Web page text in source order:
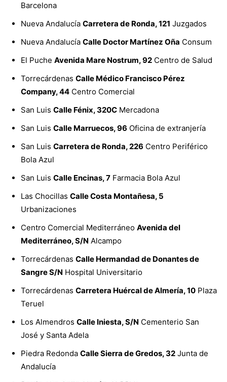
Barcelona
Nueva Andalucía Carretera de Ronda, 121 Juzgados
Nueva Andalucía Calle Doctor Martínez Oña Consum
El Puche Avenida Mare Nostrum, 92 Centro de Salud
Torrecárdenas Calle Médico Francisco Pérez
Company, 44 Centro Comercial
San Luis Calle Fénix, 320C Mercadona
San Luis Calle Marruecos, 96 Oficina de extranjería
San Luis Carretera de Ronda, 226 Centro Periférico
Bola Azul
San Luis Calle Encinas, 7 Farmacia Bola Azul
Las Chocillas Calle Costa Montañesa, 5
Urbanizaciones
Centro Comercial Mediterráneo Avenida del
Mediterráneo, S/N Alcampo
Torrecárdenas Calle Hermandad de Donantes de
Sangre S/N Hospital Universitario
Torrecárdenas Carretera Huércal de Almería, 10 Plaza
Teruel
Los Almendros Calle Iniesta, S/N Cementerio San
José y Santa Adela
Piedra Redonda Calle Sierra de Gredos, 32 Junta de
Andalucía